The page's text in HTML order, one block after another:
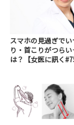
スマホの見過ぎでい
り・首こりがつら
は？【女医に訊く